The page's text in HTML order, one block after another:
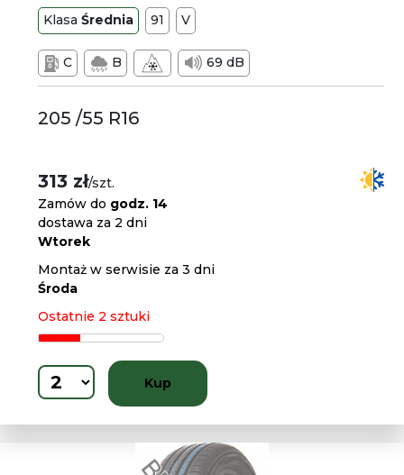
KlasaŚrednia 91 V
C B 69 dB
205 /55 R16
313 zł/szt.
Zamów do godz. 14
dostawa za 2 dni
Wtorek
Montaż w serwisie za 3 dni
Środa
Ostatnie 2 sztuki
Kup